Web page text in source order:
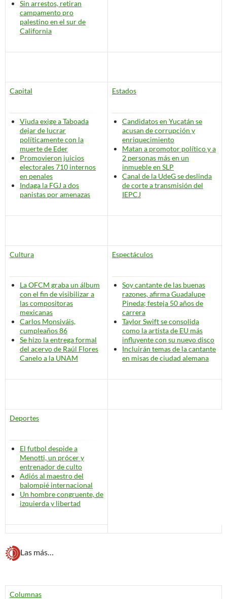
Sin arrestos, retiran
campamento pro
palestino en el sur de
California
Capital
Viuda exige a Taboada
dejar de lucrar
políticamente con la
muerte de Eder
Promovieron juicios
electorales 710 internos
en penales
Indaga la FGJ a dos
panistas por amenazas
Estados
Candidatos en Yucatán se
acusan de corrupción y
enriquecimiento
Matan a promotor político y a
2 personas más en un
inmueble en SLP
Canal de la UdeG se deslinda
de corte a transmisión del
IEPCJ
Cultura
La OFCM graba un álbum
con el fin de visibilizar a
las compositoras
mexicanas
Carlos Monsiváis,
cumpleaños 86
Se hizo la entrega formal
del acervo de Raúl Flores
Canelo a la UNAM
Espectáculos
Soy cantante de las buenas
razones, afirma Guadalupe
Pineda; festeja 50 años de
carrera
Taylor Swift se consolida
como la artista de EU más
influyente con su nuevo disco
Incluirán temas de la cantante
en misas de ciudad alemana
Deportes
El futbol despide a
Menotti, un prócer y
entrenador de culto
Adiós al maestro del
balompié internacional
Un hombre congruente, de
izquierda y libertad
Las más…
Columnas